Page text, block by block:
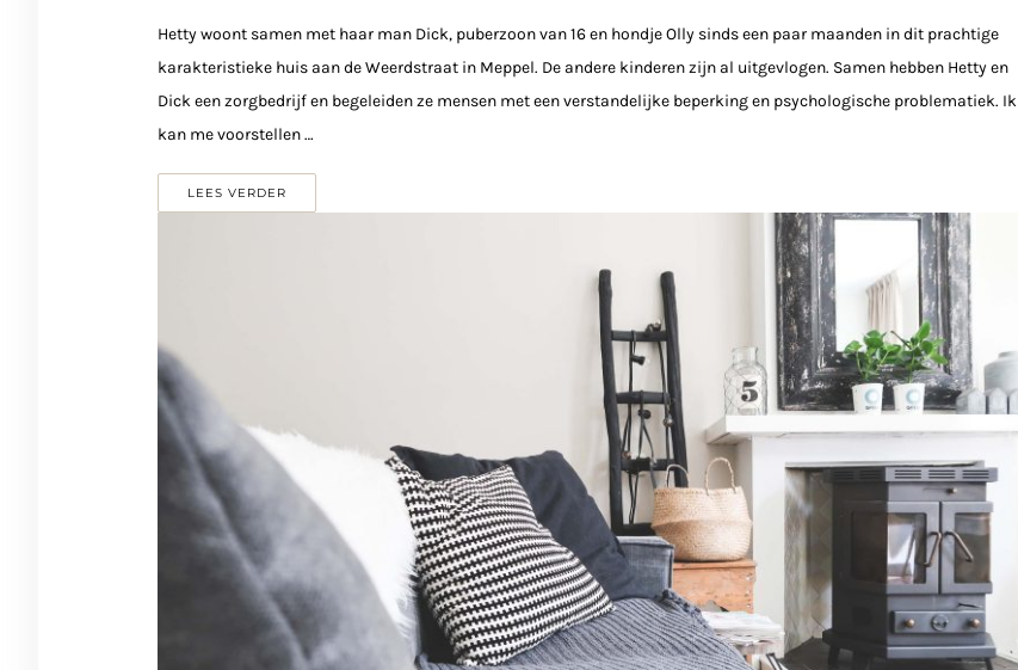
Hetty woont samen met haar man Dick, puberzoon van 16 en hondje Olly sinds een paar maanden in dit prachtige
karakteristieke huis aan de Weerdstraat in Meppel. De andere kinderen zijn al uitgevlogen. Samen hebben Hetty en
Dick een zorgbedrijf en begeleiden ze mensen met een verstandelijke beperking en psychologische problematiek. Ik
kan me voorstellen …
LEES VERDER